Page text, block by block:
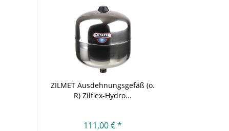
ZILMET Ausdehnungsgefäß (o.
R) Zilflex-Hydro...
111,00 € *